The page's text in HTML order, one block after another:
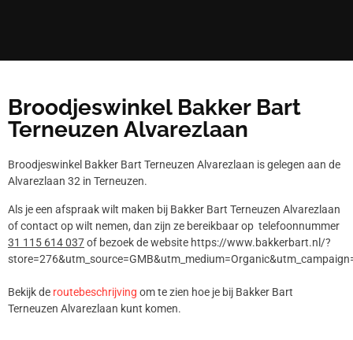
Broodjeswinkel Bakker Bart
Terneuzen Alvarezlaan
Broodjeswinkel Bakker Bart Terneuzen Alvarezlaan is gelegen aan de
Alvarezlaan 32 in Terneuzen.
Als je een afspraak wilt maken bij Bakker Bart Terneuzen Alvarezlaan
of contact op wilt nemen, dan zijn ze bereikbaar op telefoonnummer
31 115 614 037of bezoek de website https://www.bakkerbart.nl/?
Bekijk de routebeschrijving om te zien hoe je bij Bakker Bart
Terneuzen Alvarezlaan kunt komen.